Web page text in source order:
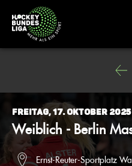
Freitag, 17. Oktober 2025
Weiblich - Berlin
Ernst-Reuter-Sportplatz